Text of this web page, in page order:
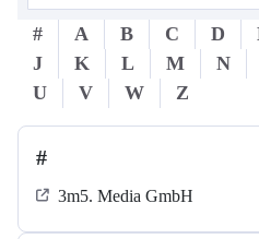
# A B C D
J
K L M N
U
V W Z
#
3m5. Media GmbH